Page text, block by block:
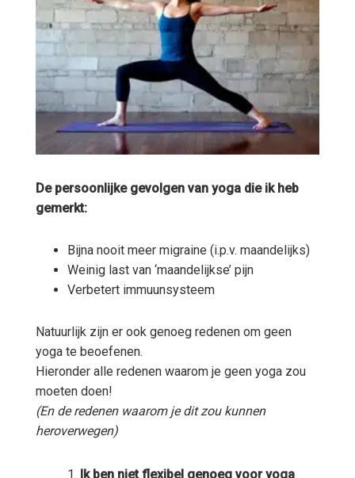
De persoonlijke gevolgen van yoga die ik heb
gemerkt:
Bijna nooit meer migraine (i.p.v. maandelijks)
Weinig last van ‘maandelijkse’ pijn
Verbetert immuunsysteem
Natuurlijk zijn er ook genoeg redenen om geen
yoga te beoefenen.
Hieronder alle redenen waarom je geen yoga zou
moeten doen!
(En de redenen waarom je dit zou kunnen
heroverwegen)
Ik ben niet flexibel genoeg voor yoga